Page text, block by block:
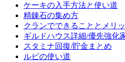
ケーキの入手方法と使い道
精錬石の集め方
クランでできることとメリ
ギルドハウス詳細/優先強化
スタミナ回復/貯金まとめ
ルピの使い道